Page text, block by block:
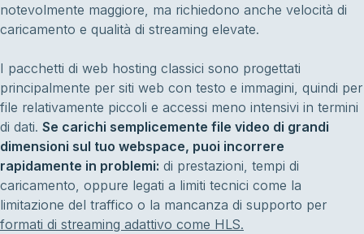
notevolmente maggiore, ma richiedono anche velocità di
caricamento e qualità di streaming elevate.
I pacchetti di web hosting classici sono progettati
principalmente per siti web con testo e immagini, quindi per
file relativamente piccoli e accessi meno intensivi in termini
di dati. Se carichi semplicemente file video di grandi
dimensioni sul tuo webspace, puoi incorrere
rapidamente in problemi: di prestazioni, tempi di
caricamento, oppure legati a limiti tecnici come la
limitazione del traffico o la mancanza di supporto per
formati di streaming adattivo come HLS.